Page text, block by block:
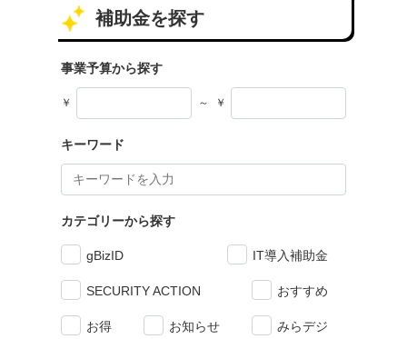
補助金を探す
事業予算から探す
￥ ～ ￥
キーワード
カテゴリーから探す
gBizID IT導入補助金
SECURITY ACTION おすすめ
お得 お知らせ みらデジ